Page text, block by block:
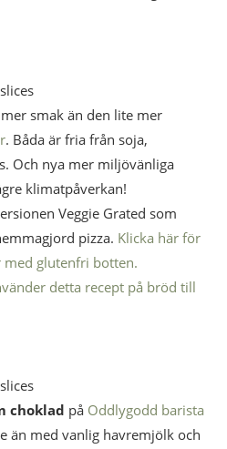
smak än den lite mer
. Båda är fria från soja,
Och nya mer miljövänliga
klimatpåverkan!
Veggie Grated som
pizza. Klicka här för
glutenfri botten.
detta recept på bröd till
choklad på Oddlygodd barista
än med vanlig havremjölk och